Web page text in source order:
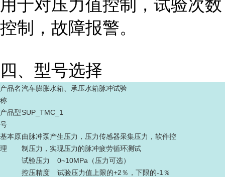
用于对压力值控制，试验次数
控制，故障报警。
四、型号选择
产品名
称
汽车膨胀水箱、承压水箱脉冲试验
产品型
号
SUP_TMC_1
基本原
理
由脉冲泵产生压力，压力传感器采集压力，软件控
制压力，实现压力的脉冲疲劳循环测试
试验压力
0~10MPa（压力可选）
控压精度
试验压力值上限的+2％，下限的-1％